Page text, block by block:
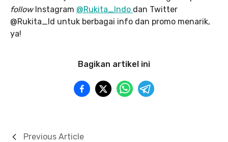
follow Instagram @Rukita_Indo dan Twitter
@Rukita_Id untuk berbagai info dan promo menarik,
ya!
Bagikan artikel ini
Previous Article